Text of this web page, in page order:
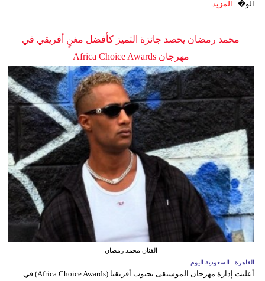
الو�... المزيد
محمد رمضان يحصد جائزة التميز كأفضل مغنٍ أفريقي في
مهرجان Africa Choice Awards
الفنان محمد رمضان
القاهرة ـ السعودية اليوم
أعلنت إدارة مهرجان الموسيقى بجنوب أفريقيا (Africa Choice Awards) في